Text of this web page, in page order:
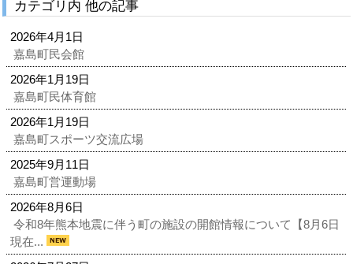
カテゴリ内 他の記事
2026年4月1日
嘉島町民会館
2026年1月19日
嘉島町民体育館
2026年1月19日
嘉島町スポーツ交流広場
2025年9月11日
嘉島町営運動場
2026年8月6日
令和8年熊本地震に伴う町の施設の開館情報について【8月6日
現在...